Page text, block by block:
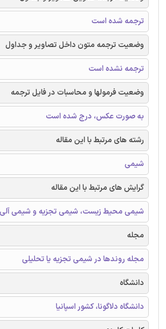
ترجمه شده است
وضعیت ترجمه متون داخل تصاویر و جداول
ترجمه نشده است
وضعیت فرمولها و محاسبات در فایل ترجمه
به صورت عکس، درج شده است
رشته های مرتبط با این مقاله
شیمی
گرایش های مرتبط با این مقاله
شیمی محیط زیست، شیمی تجزیه و شیمی آلی
مجله
مجله روندها در شیمی تجزیه یا تحلیلی
دانشگاه
دانشگاه دلاگونا، کشور اسپانیا